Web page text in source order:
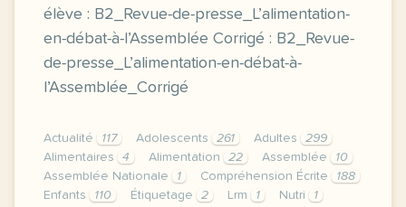
élève : B2_Revue-de-presse_L’alimentation-
en-débat-à-l’Assemblée Corrigé : B2_Revue-
de-presse_L’alimentation-en-débat-à-
l’Assemblée_Corrigé
Actualité 117 Adolescents 261 Adultes
299
Alimentaires
4 Alimentation 22 Assemblée
10
Assemblée Nationale
1 Compréhension Écrite
188
Enfants
110 Étiquetage 2 Lrm 1 Nutri
1